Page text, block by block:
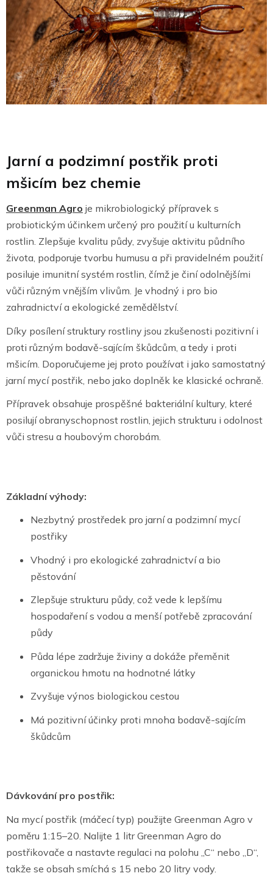
Jarní a podzimní postřik proti
mšicím bez chemie
Greenman Agro je mikrobiologický přípravek s
probiotickým účinkem určený pro použití u kulturních
rostlin. Zlepšuje kvalitu půdy, zvyšuje aktivitu půdního
života, podporuje tvorbu humusu a při pravidelném použití
posiluje imunitní systém rostlin, čímž je činí odolnějšími
vůči různým vnějším vlivům. Je vhodný i pro bio
zahradnictví a ekologické zemědělství.
Díky posílení struktury rostliny jsou zkušenosti pozitivní i
proti různým bodavě-sajícím škůdcům, a tedy i proti
mšicím. Doporučujeme jej proto používat i jako samostatný
jarní mycí postřik, nebo jako doplněk ke klasické ochraně.
Přípravek obsahuje prospěšné bakteriální kultury, které
posilují obranyschopnost rostlin, jejich strukturu i odolnost
vůči stresu a houbovým chorobám.
Základní výhody:
Nezbytný prostředek pro jarní a podzimní mycí
postřiky
Vhodný i pro ekologické zahradnictví a bio
pěstování
Zlepšuje strukturu půdy, což vede k lepšímu
hospodaření s vodou a menší potřebě zpracování
půdy
Půda lépe zadržuje živiny a dokáže přeměnit
organickou hmotu na hodnotné látky
Zvyšuje výnos biologickou cestou
Má pozitivní účinky proti mnoha bodavě-sajícím
škůdcům
Dávkování pro postřik:
Na mycí postřik (máčecí typ) použijte Greenman Agro v
poměru 1:15–20. Nalijte 1 litr Greenman Agro do
postřikovače a nastavte regulaci na polohu „C“ nebo „D“,
takže se obsah smíchá s 15 nebo 20 litry vody.